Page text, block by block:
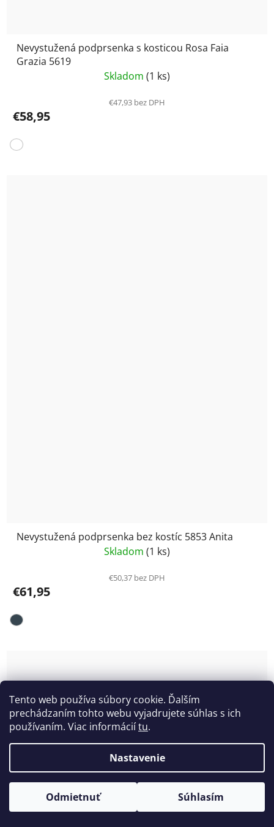
Tento web používa súbory cookie. Ďalším
prechádzaním tohto webu vyjadrujete súhlas s ich
používaním. Viac informáciítu.
Nastavenie
Odmietnuť Súhlasím
Nevystužená podprsenka s kosticou Rosa Faia
Grazia 5619
Skladom (1 ks)
€47,93 bez DPH
€58,95
Nevystužená podprsenka bez kostíc 5853 Anita
Skladom (1 ks)
€50,37 bez DPH
€61,95